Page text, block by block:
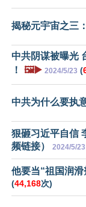
揭秘元宇宙之三
中共阴谋被曝光
！
🖼️▶️ 2024/5/23 (
中共为什么要执
狠砸习近平自信
频链接）
2024/5/23
他要当“祖国润滑
(44,168次)